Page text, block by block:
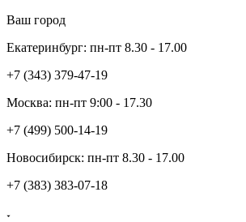
Ваш город
Екатеринбург: пн-пт 8.30 - 17.00
+7 (343) 379-47-19
Москва: пн-пт 9:00 - 17.30
+7 (499) 500-14-19
Новосибирск: пн-пт 8.30 - 17.00
+7 (383) 383-07-18